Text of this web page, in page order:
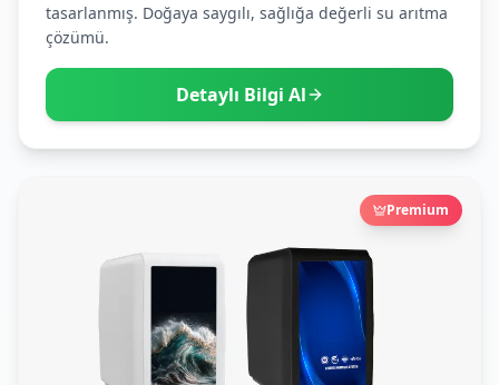
tasarlanmış. Doğaya saygılı, sağlığa değerli su arıtma
çözümü.
Detaylı Bilgi Al
Premium